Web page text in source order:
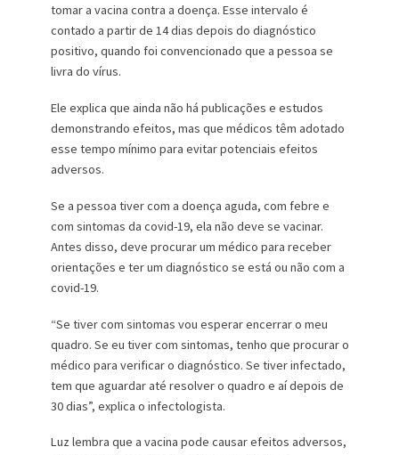
tomar a vacina contra a doença. Esse intervalo é
contado a partir de 14 dias depois do diagnóstico
positivo, quando foi convencionado que a pessoa se
livra do vírus.
Ele explica que ainda não há publicações e estudos
demonstrando efeitos, mas que médicos têm adotado
esse tempo mínimo para evitar potenciais efeitos
adversos.
Se a pessoa tiver com a doença aguda, com febre e
com sintomas da covid-19, ela não deve se vacinar.
Antes disso, deve procurar um médico para receber
orientações e ter um diagnóstico se está ou não com a
covid-19.
“Se tiver com sintomas vou esperar encerrar o meu
quadro. Se eu tiver com sintomas, tenho que procurar o
médico para verificar o diagnóstico. Se tiver infectado,
tem que aguardar até resolver o quadro e aí depois de
30 dias”, explica o infectologista.
Luz lembra que a vacina pode causar efeitos adversos,